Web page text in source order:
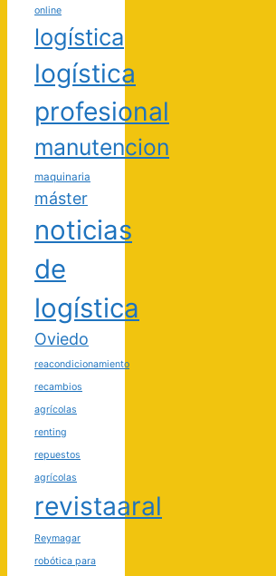
online
logística
logística
profesional
manutencion
maquinaria
máster
noticias
de
logística
Oviedo
reacondicionamiento
recambios
agrícolas
renting
repuestos
agrícolas
revistaaral
Reymagar
robótica para